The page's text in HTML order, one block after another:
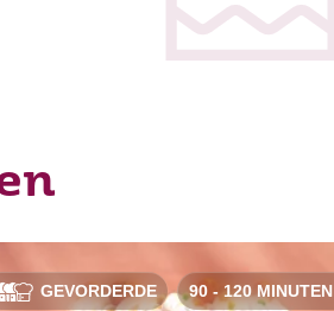
GEVORDERDE 90 - 120 MINUTEN